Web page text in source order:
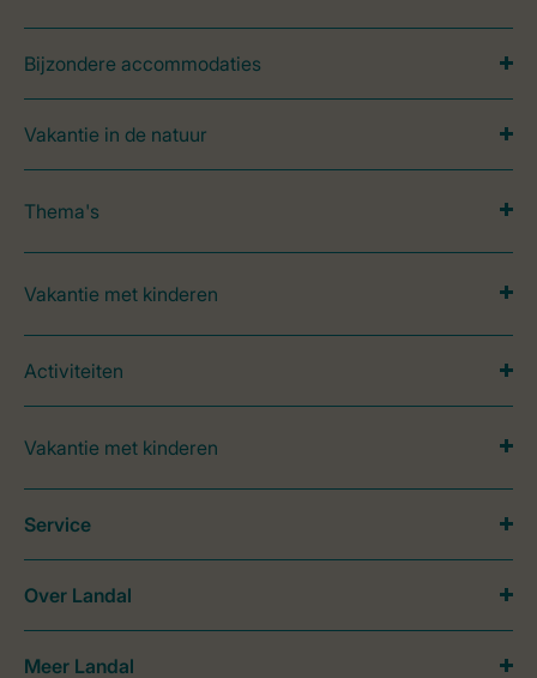
Bijzondere accommodaties
Vakantie in de natuur
Thema's
Vakantie met kinderen
Activiteiten
Vakantie met kinderen
Service
Over Landal
Meer Landal